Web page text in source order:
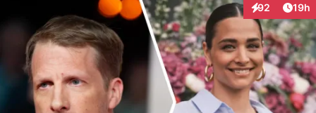
92
Interaktionen
19h